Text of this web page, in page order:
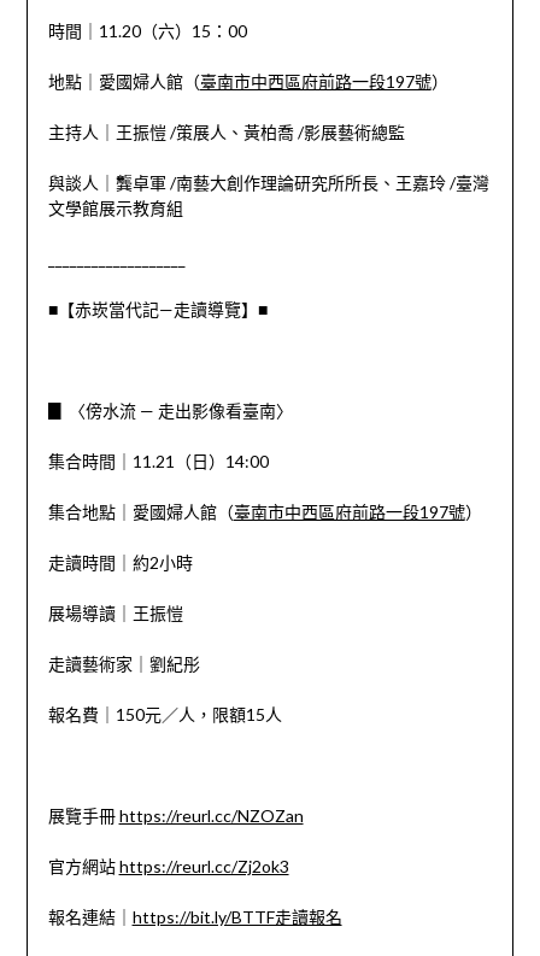
時間｜11.20（六）15：00
地點｜愛國婦人館（臺南市中西區府前路一段197號）
主持人｜王振愷 /策展人、黃柏喬 /影展藝術總監
與談人｜龔卓軍 /南藝大創作理論研究所所長、王嘉玲 /臺灣
文學館展示教育組
■【赤崁當代記—走讀導覽】■
〈傍水流 — 走出影像看臺南〉
集合時間｜11.21（日）14:00
集合地點｜愛國婦人館（臺南市中西區府前路一段197號）
走讀時間｜約2小時
展場導讀｜王振愷
走讀藝術家｜劉紀彤
報名費｜150元／人，限額15人
展覽手冊https://reurl.cc/NZOZan
官方網站https://reurl.cc/Zj2ok3
報名連結｜ https://bit.ly/BTTF走讀報名